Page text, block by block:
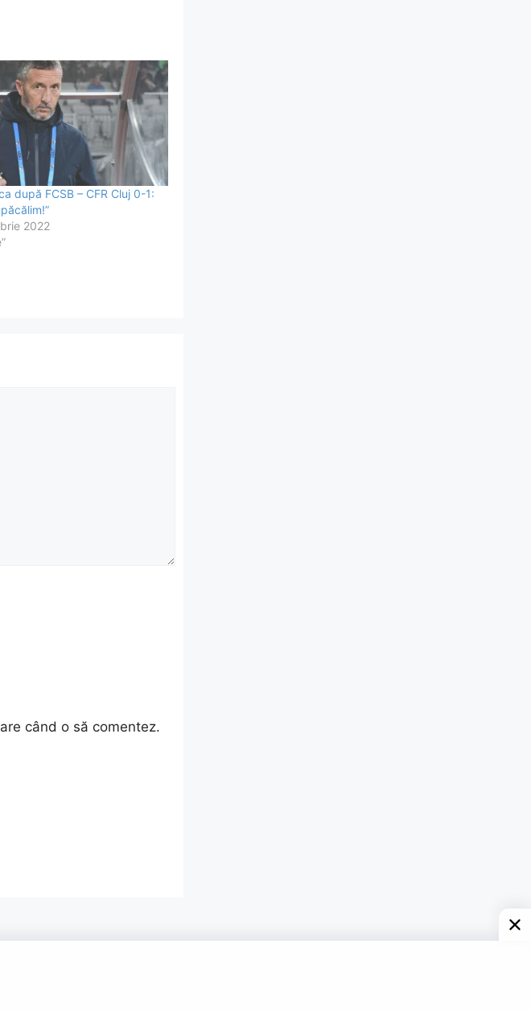
după FCSB – CFR Cluj 0-1:
2022
când o să comentez.